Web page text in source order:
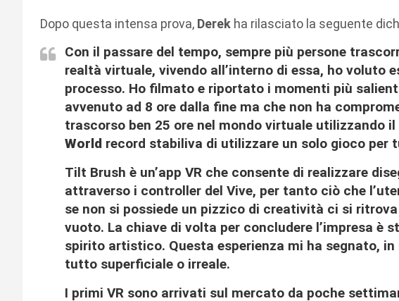
Dopo questa intensa prova, Derek ha rilasciato la seguente
Con il passare del tempo, sempre più persone
realtà virtuale, vivendo all’interno di essa, ho voluto
processo. Ho filmato e riportato i momenti più
avvenuto ad 8 ore dalla fine ma che non ha
trascorso ben 25 ore nel mondo virtuale utilizzando il
World record stabiliva di utilizzare un solo gioco per
Tilt Brush è un’app VR che consente di realizzare
attraverso i controller del Vive, per tanto ciò che
se non si possiede un pizzico di creatività ci si
vuoto. La chiave di volta per concludere l’impresa è
spirito artistico. Questa esperienza mi ha segnato,
tutto superficiale o irreale.
I primi VR sono arrivati sul mercato da poche